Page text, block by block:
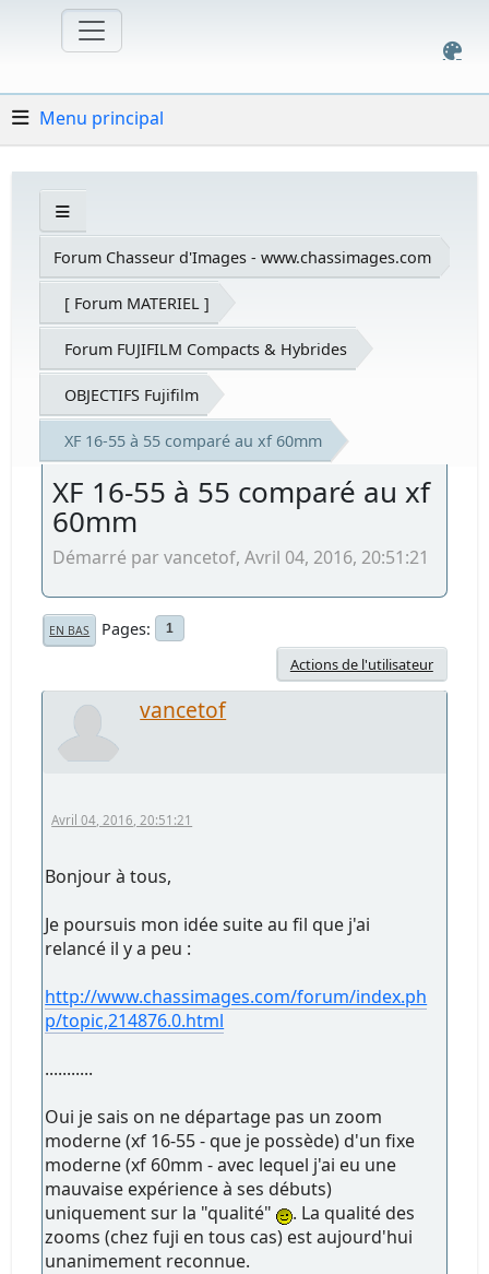
Menu principal
Forum Chasseur d'Images - www.chassimages.com
[ Forum MATERIEL ]
Forum FUJIFILM Compacts & Hybrides
OBJECTIFS Fujifilm
XF 16-55 à 55 comparé au xf 60mm
XF 16-55 à 55 comparé au xf
60mm
Démarré par vancetof, Avril 04, 2016, 20:51:21
EN BAS Pages 1
Actions de l'utilisateur
vancetof
Avril 04, 2016, 20:51:21
Bonjour à tous,
Je poursuis mon idée suite au fil que j'ai
relancé il y a peu :
http://www.chassimages.com/forum/index.ph
p/topic,214876.0.html
...........
Oui je sais on ne départage pas un zoom
moderne (xf 16-55 - que je possède) d'un fixe
moderne (xf 60mm - avec lequel j'ai eu une
mauvaise expérience à ses débuts)
uniquement sur la "qualité"
. La qualité des
zooms (chez fuji en tous cas) est aujourd'hui
unanimement reconnue.